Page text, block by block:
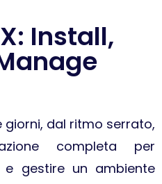
Install,
dal ritmo serrato,
completa per
e gestire un ambiente